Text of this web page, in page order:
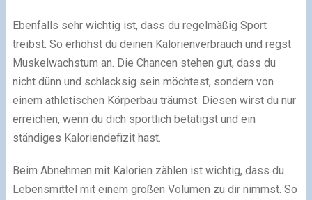
Ebenfalls sehr wichtig ist, dass du regelmäßig Sport
treibst. So erhöhst du deinen Kalorienverbrauch und regst
Muskelwachstum an. Die Chancen stehen gut, dass du
nicht dünn und schlacksig sein möchtest, sondern von
einem athletischen Körperbau träumst. Diesen wirst du nur
erreichen, wenn du dich sportlich betätigst und ein
ständiges Kaloriendefizit hast.
Beim Abnehmen mit Kalorien zählen ist wichtig, dass du
Lebensmittel mit einem großen Volumen zu dir nimmst. So